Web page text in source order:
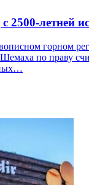
летней
горном
по праву